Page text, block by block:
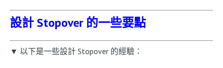
設計 Stopover 的一些要點
▼ 以下是一些設計 Stopover 的經驗：